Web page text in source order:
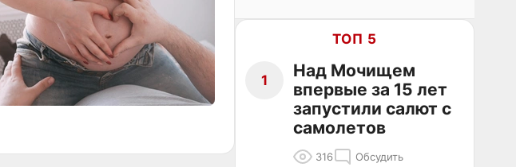
ТОП 5
1
Над Мочищем
впервые за 15 лет
запустили салют с
самолетов
316 Обсудить